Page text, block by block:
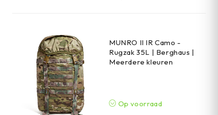
MUNRO II IR Camo -
Rugzak 35L | Berghaus |
Meerdere kleuren
Op voorraad